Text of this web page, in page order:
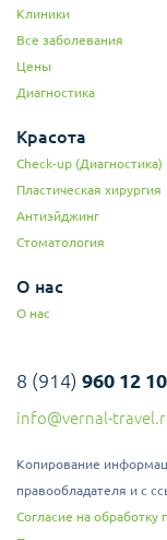
Клиники
Все заболевания
Цены
Диагностика
Красота
Check-up (Диагностика)
Пластическая хирургия
Антиэйджинг
Стоматология
О нас
О нас
8 (914) 960 12 10
info@vernal-
Копирование
правообладателя и с
Согласие на